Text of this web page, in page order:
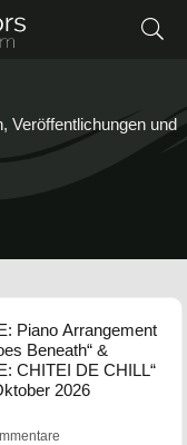
Veröffentlichungen und
Piano Arrangement
Beneath“ &
CHITEI DE CHILL“
2026